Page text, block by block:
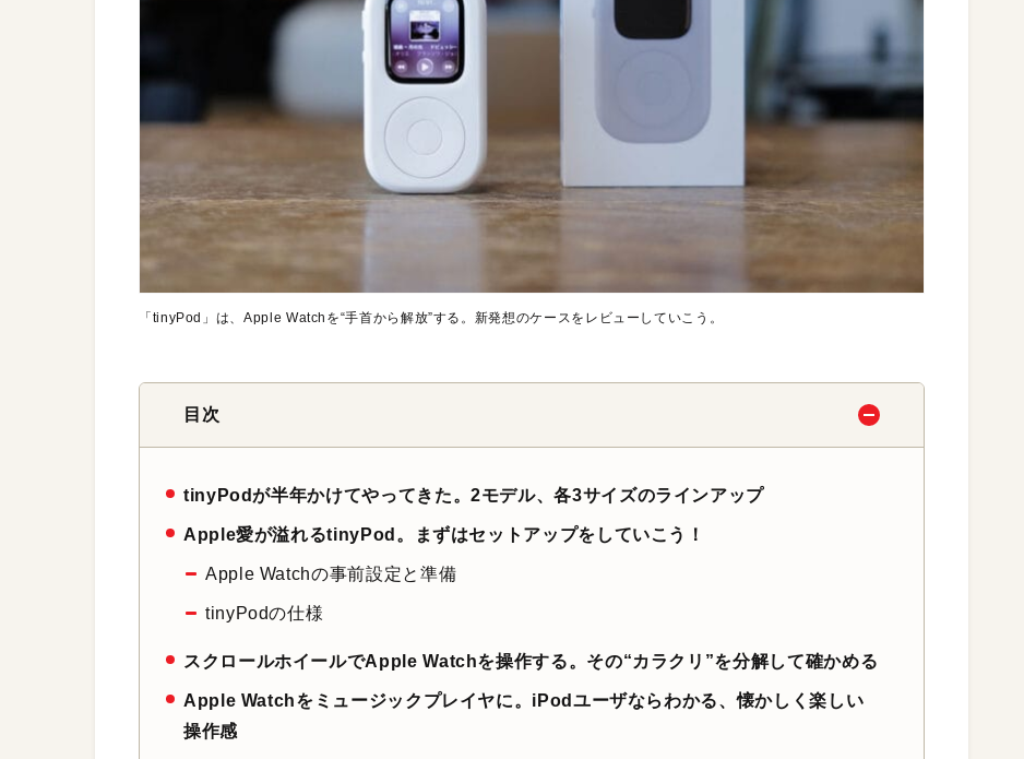
「tinyPod」は、Apple Watchを“手首から解放”する。新発想のケースをレビューしていこう。
目次
tinyPodが半年かけてやってきた。2モデル、各3サイズのラインアップ
Apple愛が溢れるtinyPod。まずはセットアップをしていこう！
Apple Watchの事前設定と準備
tinyPodの仕様
スクロールホイールでApple Watchを操作する。その“カラクリ”を分解して確かめる
Apple Watchをミュージックプレイヤに。iPodユーザならわかる、懐かしく楽しい
操作感